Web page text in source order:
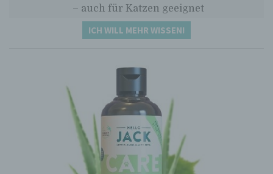
– auch für Katzen geeignet
ICH WILL MEHR WISSEN!